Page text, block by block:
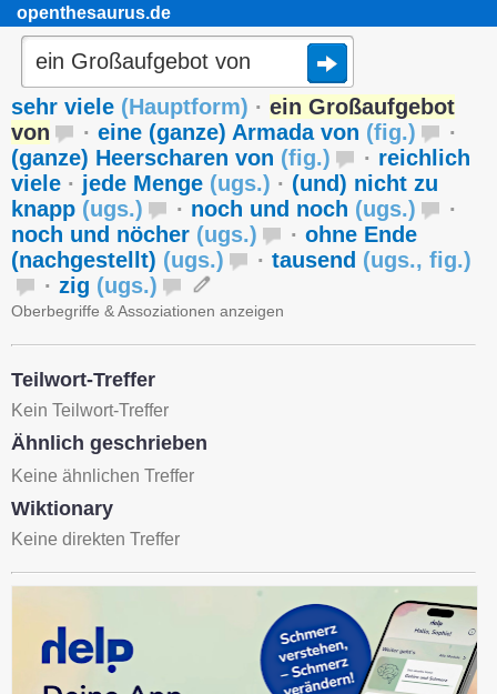
openthesaurus.de
sehr viele (Hauptform) · ein Großaufgebot
von
· eine (ganze) Armada von (fig.)
·
(ganze) Heerscharen von (fig.) · reichlich
viele · jede Menge (ugs.) · (und) nicht zu
knapp (ugs.) · noch und noch (ugs.)
·
noch und nöcher (ugs.) · ohne Ende
(nachgestellt) (ugs.) · tausend (ugs., fig.)
· zig (ugs.)
Oberbegriffe & Assoziationen anzeigen
Teilwort-Treffer
Kein Teilwort-Treffer
Ähnlich geschrieben
Keine ähnlichen Treffer
Wiktionary
Keine direkten Treffer